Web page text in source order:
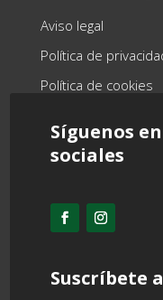
Aviso legal
Política de
Política de cookies
Síguenos
sociales
Suscríbete